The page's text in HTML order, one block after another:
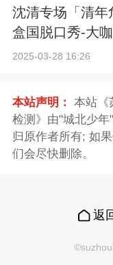
沈清专场「清年
盒国脱口秀-大
州站
2025-03-28 16:26
本站声明： 本站《
检测》由"城北少
归原作者所有; 如
们会尽快删除。
返